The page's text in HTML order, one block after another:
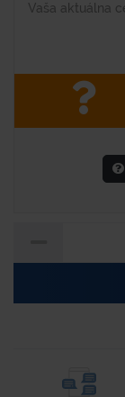
Vaša aktuálna